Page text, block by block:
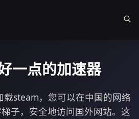
一点的加速器
steam，您可以在中国的网络
子，安全地访问国外网站。这